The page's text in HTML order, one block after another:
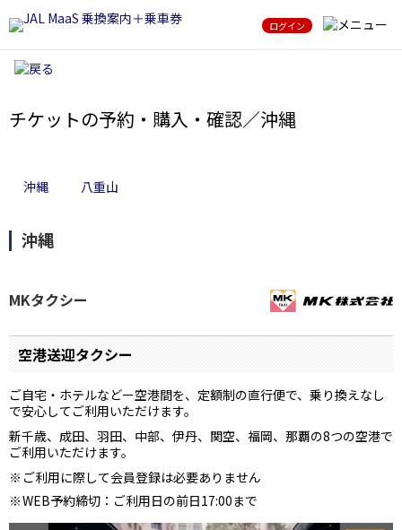
ログイン
チケットの予約・購入・確認／沖縄
沖縄 八重山
沖縄
MKタクシー
空港送迎タクシー
ご自宅・ホテルなどー空港間を、定額制の直行便で、乗り換えなし
で安心してご利用いただけます。
新千歳、成田、羽田、中部、伊丹、関空、福岡、那覇の8つの空港で
ご利用いただけます。
ご利用に際して会員登録は必要ありません
WEB予約締切：ご利用日の前日17:00まで